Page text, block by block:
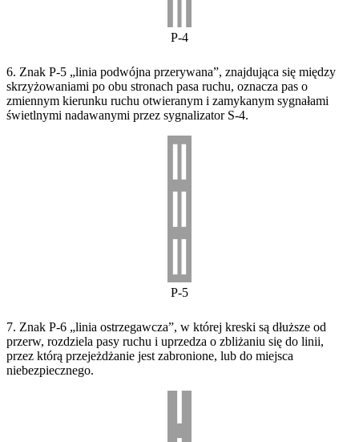
P-4
6. Znak P-5 „linia podwójna przerywana”, znajdująca się między
skrzyżowaniami po obu stronach pasa ruchu, oznacza pas o
zmiennym kierunku ruchu otwieranym i zamykanym sygnałami
świetlnymi nadawanymi przez sygnalizator S-4.
P-5
7. Znak P-6 „linia ostrzegawcza”, w której kreski są dłuższe od
przerw, rozdziela pasy ruchu i uprzedza o zbliżaniu się do linii,
przez którą przejeżdżanie jest zabronione, lub do miejsca
niebezpiecznego.